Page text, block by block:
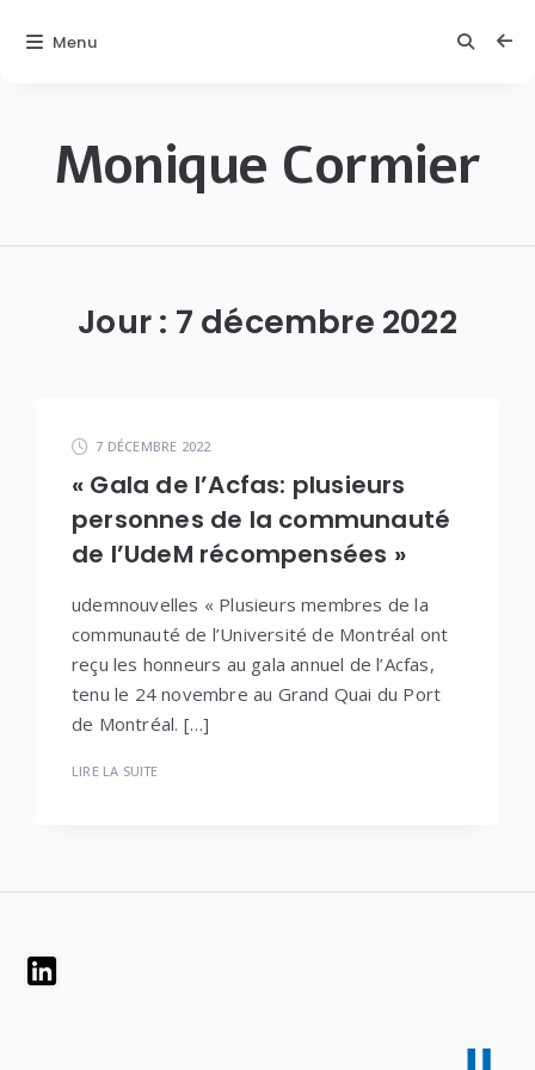
Monique Cormier
Jour : 7 décembre 2022
7 DÉCEMBRE 2022
« Gala de l’Acfas: plusieurs
personnes de la communauté
de l’UdeM récompensées »
udemnouvelles « Plusieurs membres de la
communauté de l’Université de Montréal ont
reçu les honneurs au gala annuel de l’Acfas,
tenu le 24 novembre au Grand Quai du Port
de Montréal. […]
LIRE LA SUITE
Widgets
Menu